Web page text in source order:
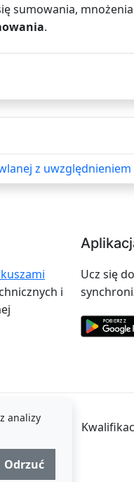
sumowania,
.
z
i
Ucz się
analizy
Odrzuć